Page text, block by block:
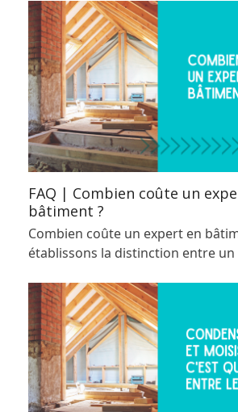
FAQ | Combien coûte un
bâtiment ?
Combien coûte un expert en
établissons la distinction entre